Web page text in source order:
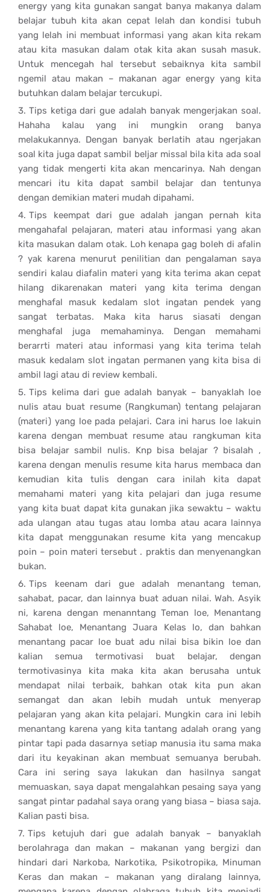
energy yang kita gunakan sangat banya makanya dalam
belajar tubuh kita akan cepat lelah dan kondisi tubuh
yang lelah ini membuat informasi yang akan kita rekam
atau kita masukan dalam otak kita akan susah masuk.
Untuk mencegah hal tersebut sebaiknya kita sambil
ngemil atau makan – makanan agar energy yang kita
butuhkan dalam belajar tercukupi.
Tips ketiga dari gue adalah banyak mengerjakan soal.
Hahaha kalau yang ini mungkin orang banya
melakukannya. Dengan banyak berlatih atau ngerjakan
soal kita juga dapat sambil beljar missal bila kita ada soal
yang tidak mengerti kita akan mencarinya. Nah dengan
mencari itu kita dapat sambil belajar dan tentunya
dengan demikian materi mudah dipahami.
Tips keempat dari gue adalah jangan pernah kita
mengahafal pelajaran, materi atau informasi yang akan
kita masukan dalam otak. Loh kenapa gag boleh di afalin
? yak karena menurut penilitian dan pengalaman saya
sendiri kalau diafalin materi yang kita terima akan cepat
hilang dikarenakan materi yang kita terima dengan
menghafal masuk kedalam slot ingatan pendek yang
sangat terbatas. Maka kita harus siasati dengan
menghafal juga memahaminya. Dengan memahami
berarrti materi atau informasi yang kita terima telah
masuk kedalam slot ingatan permanen yang kita bisa di
ambil lagi atau di review kembali.
Tips kelima dari gue adalah banyak – banyaklah loe
nulis atau buat resume (Rangkuman) tentang pelajaran
(materi) yang loe pada pelajari. Cara ini harus loe lakuin
karena dengan membuat resume atau rangkuman kita
bisa belajar sambil nulis. Knp bisa belajar ? bisalah ,
karena dengan menulis resume kita harus membaca dan
kemudian kita tulis dengan cara inilah kita dapat
memahami materi yang kita pelajari dan juga resume
yang kita buat dapat kita gunakan jika sewaktu – waktu
ada ulangan atau tugas atau lomba atau acara lainnya
kita dapat menggunakan resume kita yang mencakup
poin – poin materi tersebut . praktis dan menyenangkan
bukan.
Tips keenam dari gue adalah menantang teman,
sahabat, pacar, dan lainnya buat aduan nilai. Wah. Asyik
ni, karena dengan menanntang Teman loe, Menantang
Sahabat loe, Menantang Juara Kelas lo, dan bahkan
menantang pacar loe buat adu nilai bisa bikin loe dan
kalian semua termotivasi buat belajar, dengan
termotivasinya kita maka kita akan berusaha untuk
mendapat nilai terbaik, bahkan otak kita pun akan
semangat dan akan lebih mudah untuk menyerap
pelajaran yang akan kita pelajari. Mungkin cara ini lebih
menantang karena yang kita tantang adalah orang yang
pintar tapi pada dasarnya setiap manusia itu sama maka
dari itu keyakinan akan membuat semuanya berubah.
Cara ini sering saya lakukan dan hasilnya sangat
memuaskan, saya dapat mengalahkan pesaing saya yang
sangat pintar padahal saya orang yang biasa – biasa saja.
Kalian pasti bisa.
Tips ketujuh dari gue adalah banyak – banyaklah
berolahraga dan makan – makanan yang bergizi dan
hindari dari Narkoba, Narkotika, Psikotropika, Minuman
Keras dan makan – makanan yang diralang lainnya,